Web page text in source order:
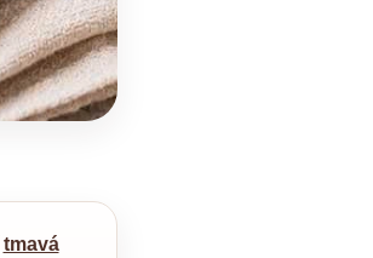
tmavá